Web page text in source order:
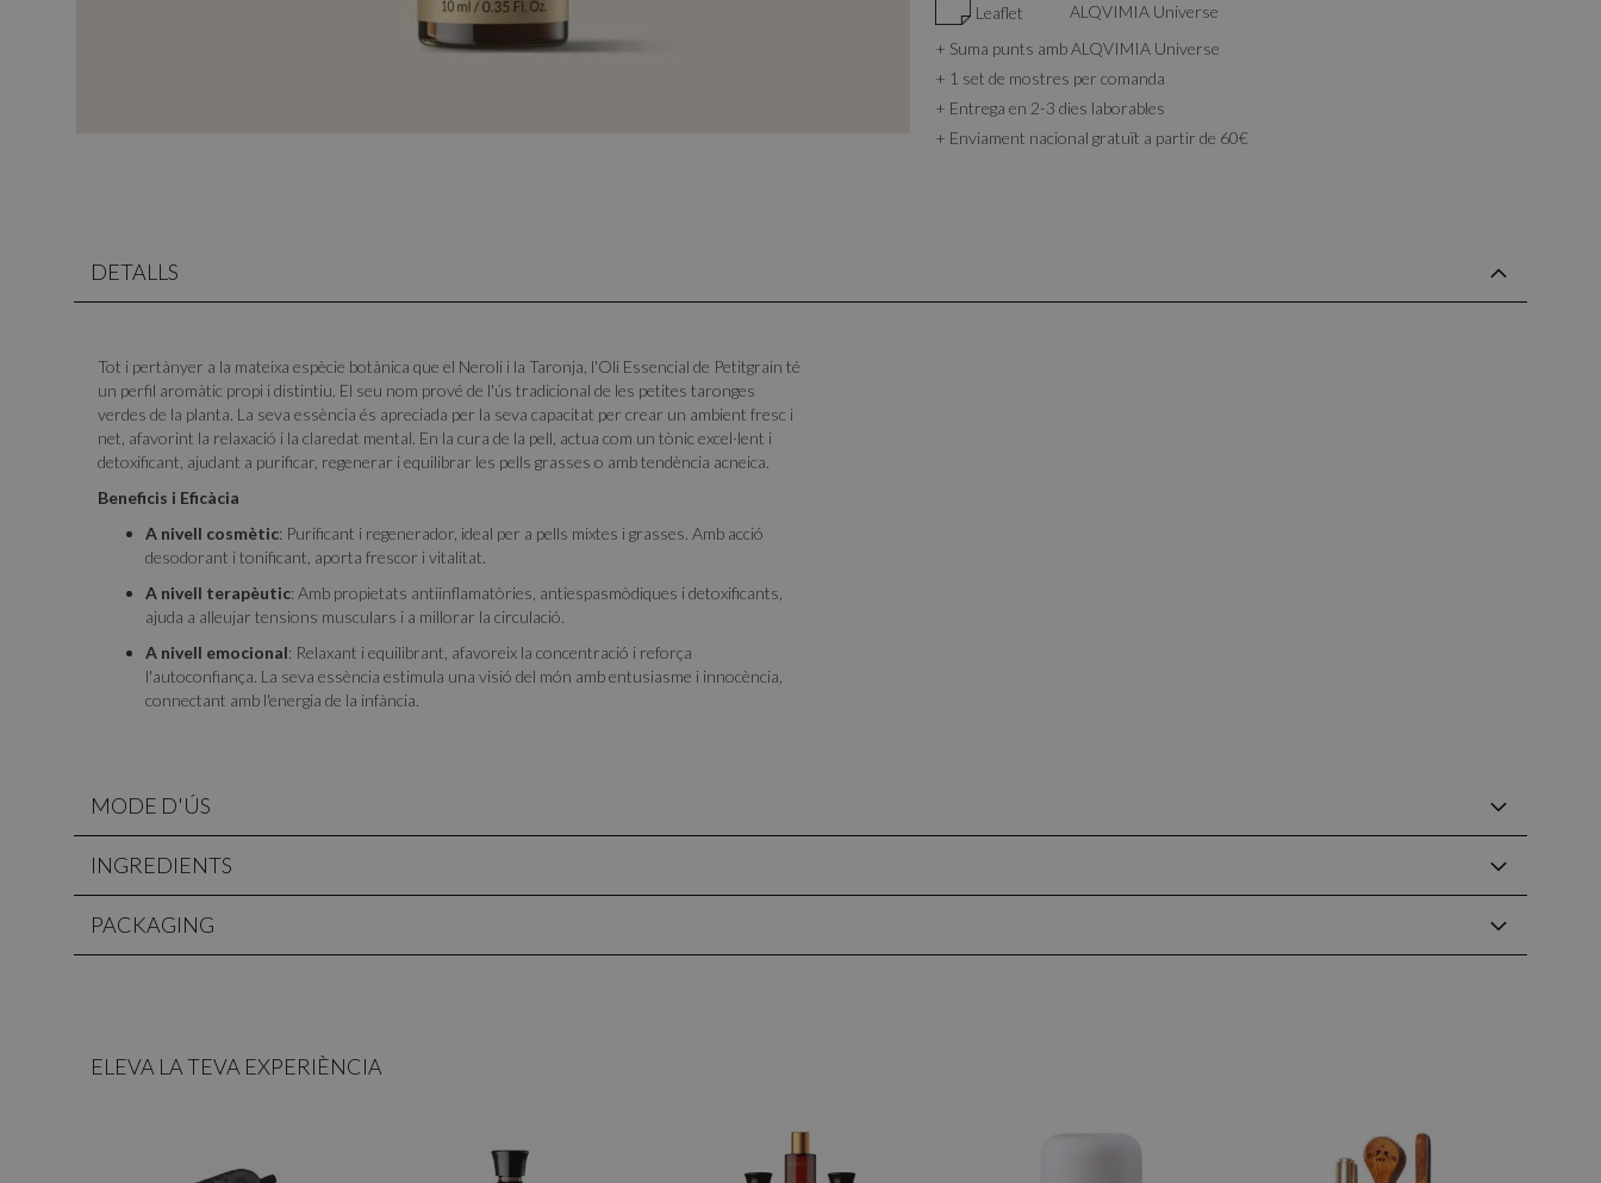
Leaflet
ALQVIMIA Universe
+ Suma punts amb ALQVIMIA Universe
+ 1 set de mostres per comanda
+ Entrega en 2-3 dies laborables
+ Enviament nacional gratuït a partir de 60€
DETALLS
Tot i pertànyer a la mateixa espècie botànica que el Neroli i la Taronja, l'Oli Essencial de Petitgrain té
un perfil aromàtic propi i distintiu. El seu nom prové de l'ús tradicional de les petites taronges
verdes de la planta. La seva essència és apreciada per la seva capacitat per crear un ambient fresc i
net, afavorint la relaxació i la claredat mental. En la cura de la pell, actua com un tònic excel·lent i
detoxificant, ajudant a purificar, regenerar i equilibrar les pells grasses o amb tendència acneica.
Beneficis i Eficàcia
A nivell cosmètic: Purificant i regenerador, ideal per a pells mixtes i grasses. Amb acció
desodorant i tonificant, aporta frescor i vitalitat.
A nivell terapèutic: Amb propietats antiinflamatòries, antiespasmòdiques i detoxificants,
ajuda a alleujar tensions musculars i a millorar la circulació.
A nivell emocional: Relaxant i equilibrant, afavoreix la concentració i reforça
l'autoconfiança. La seva essència estimula una visió del món amb entusiasme i innocència,
connectant amb l'energia de la infància.
MODE D'ÚS
INGREDIENTS
PACKAGING
ELEVA LA TEVA EXPERIÈNCIA